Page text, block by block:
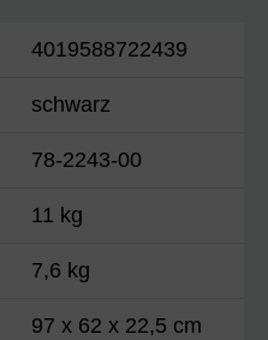
4019588722439
schwarz
78-2243-00
11 kg
7,6 kg
97 x 62 x 22,5 cm